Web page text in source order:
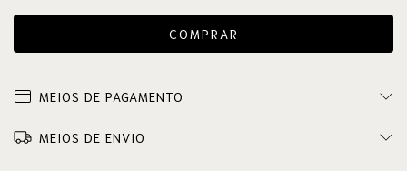
MEIOS DE PAGAMENTO
MEIOS DE ENVIO